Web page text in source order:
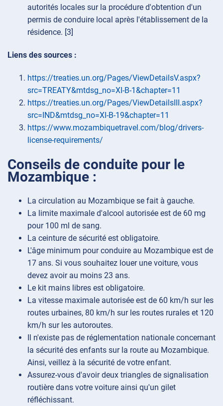
autorités locales sur la procédure d'obtention d'un
permis de conduire local après l'établissement de la
résidence. [3]
Liens des sources :
https://treaties.un.org/Pages/ViewDetailsV.aspx?
src=TREATY&mtdsg_no=XI-B-1&chapter=11
https://treaties.un.org/Pages/ViewDetailsIII.aspx?
src=IND&mtdsg_no=XI-B-19&chapter=11
https://www.mozambiquetravel.com/blog/drivers-
license-requirements/
Conseils de conduite pour le
Mozambique :
La circulation au Mozambique se fait à gauche.
La limite maximale d'alcool autorisée est de 60 mg
pour 100 ml de sang.
La ceinture de sécurité est obligatoire.
L'âge minimum pour conduire au Mozambique est de
17 ans. Si vous souhaitez louer une voiture, vous
devez avoir au moins 23 ans.
Le kit mains libres est obligatoire.
La vitesse maximale autorisée est de 60 km/h sur les
routes urbaines, 80 km/h sur les routes rurales et 120
km/h sur les autoroutes.
Il n'existe pas de réglementation nationale concernant
la sécurité des enfants sur la route au Mozambique.
Ainsi, veillez à la sécurité de votre enfant.
Assurez-vous d'avoir deux triangles de signalisation
routière dans votre voiture ainsi qu'un gilet
réfléchissant.